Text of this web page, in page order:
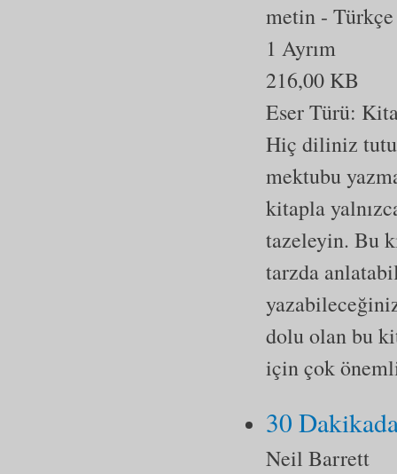
metin - Türkçe
1 Ayrım
216,00 KB
Eser Türü:
Hiç diliniz
mektubu
kitapla
tazeleyin. Bu
tarzda
dolu olan bu
için çok
30
Neil Barrett